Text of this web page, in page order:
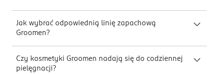
Jak wybrać odpowiednią linię zapachową
Groomen?
Czy kosmetyki Groomen nadają się do codziennej
pielęgnacji?